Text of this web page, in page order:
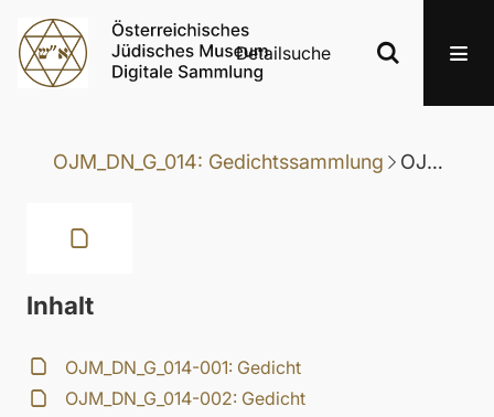
Detailsuche
OJM_DN_G_014: Gedichtssammlung OJM_DN_G_014-030: Gedicht
Inhalt
OJM_DN_G_014-001: Gedicht
OJM_DN_G_014-002: Gedicht